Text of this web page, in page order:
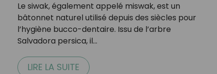
Le siwak, également appelé miswak, est un
bâtonnet naturel utilisé depuis des siècles pour
l’hygiène bucco-dentaire. Issu de l’arbre
Salvadora persica, il…
LIRE LA SUITE